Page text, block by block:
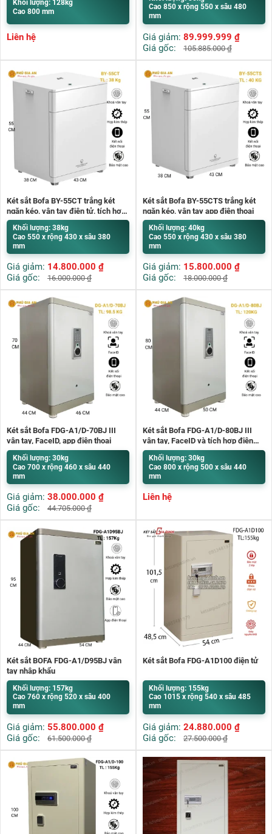
Khối lượng: 128kg
Cao 800 mm
Liên hệ
Cao 850 x rộng 550 x sâu 480
mm
Giá giảm: 89.999.999 ₫
Giá gốc:
105.885.000₫
Két sắt Bofa BY-55CT trắng két
ngăn kéo, vân tay điện tử, tích hợp
quản lý bằng điện thoại.
Khối lượng: 38kg
Cao 550 x rộng 430 x sâu 380
mm
Giá giảm: 14.800.000 ₫
Giá gốc:
16.000.000₫
Két sắt Bofa BY-55CTS trắng két
ngăn kéo, vân tay app điện thoại
Khối lượng: 40kg
Cao 550 x rộng 430 x sâu 380
mm
Giá giảm: 15.800.000 ₫
Giá gốc:
18.000.000₫
Két sắt Bofa FDG-A1/D-70BJ III
vân tay, FaceID, app điện thoại
Khối lượng: 30kg
Cao 700 x rộng 460 x sâu 440
mm
Giá giảm: 38.000.000 ₫
Giá gốc:
44.705.000₫
Két sắt Bofa FDG-A1/D-80BJ III
vân tay, FaceID và tích hợp điện
thoại
Khối lượng: 30kg
Cao 800 x rộng 500 x sâu 440
mm
Liên hệ
Két sắt BOFA FDG-A1/D95BJ vân
tay nhập khẩu
Khối lượng: 157kg
Cao 760 x rộng 520 x sâu 400
mm
Giá giảm: 55.800.000 ₫
Giá gốc:
61.500.000₫
Két sắt Bofa FDG-A1D100 điện tử
Khối lượng: 155kg
Cao 1015 x rộng 540 x sâu 485
mm
Giá giảm: 24.880.000 ₫
Giá gốc:
27.500.000₫